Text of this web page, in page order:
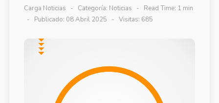
Carga Noticias Categoría: Noticias
Read Time: 1 min
Publicado: 08 Abril 2025
Visitas: 685